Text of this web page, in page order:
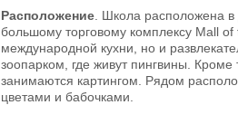
Расположение . Школа расположена
большому торговому комплексу Mall
международной кухни, но и
зоопарком, где живут пингвины.
занимаются картингом. Рядом
цветами и бабочками.